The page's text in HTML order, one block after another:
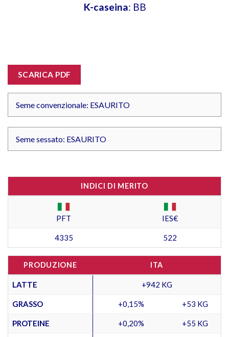
K-caseina: BB
SCARICA PDF
Seme convenzionale: ESAURITO
Seme sessato: ESAURITO
INDICI DI MERITO
PFT IES€
4335 522
PRODUZIONE ITA
LATTE +942 KG
GRASSO +0,15% +53 KG
PROTEINE +0,20% +55 KG